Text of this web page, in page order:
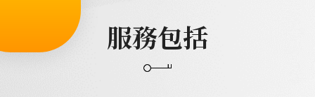
服務包括